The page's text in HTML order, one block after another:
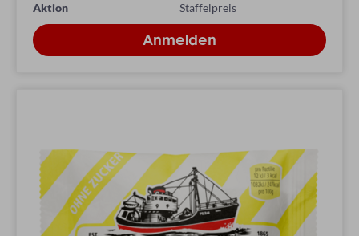
Aktion
Staffelpreis